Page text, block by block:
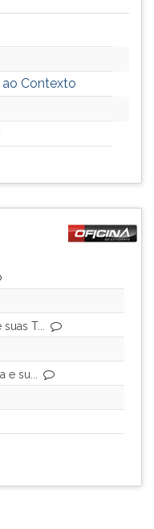
Contexto
T...
su...